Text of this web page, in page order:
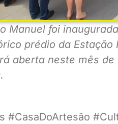
Manuel foi
prédio da Estação
aberta neste mês
#CasaDoArtesão